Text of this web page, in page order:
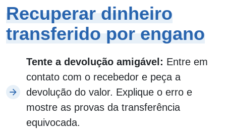
Recuperar dinheiro
transferido por engano
Tente a devolução amigável: Entre em
contato com o recebedor e peça a
devolução do valor. Explique o erro e
mostre as provas da transferência
equivocada.